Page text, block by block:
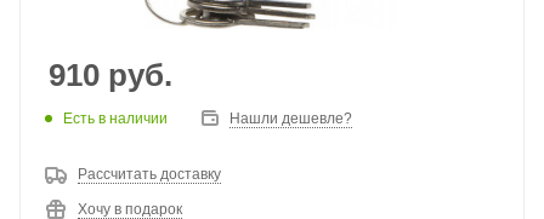
910 руб.
Есть в наличии Нашли дешевле?
Рассчитать доставку
Хочу в подарок